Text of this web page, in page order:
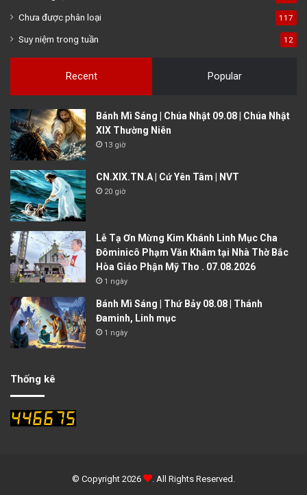
Chưa được phân loại 117
Suy niệm trong tuần 12
Recent Popular
Bánh Mì Sáng | Chúa Nhật 09.08 | Chúa Nhật
XIX Thường Niên
13 giờ
CN.XIX.TN.A | Cứ Yên Tâm | NVT
20 giờ
Lễ Tạ Ơn Mừng Kim Khánh Linh Mục Cha
Đôminicô Phạm Văn Khâm tại Nhà Thờ Bắc
Hòa Giáo Phận Mỹ Tho . 07.08.2026
1 ngày
Bánh Mì Sáng | Thứ Bảy 08.08 | Thánh
Đaminh, Linh mục
1 ngày
Thống kê
© Copyright 2026 . All Rights Reserved.